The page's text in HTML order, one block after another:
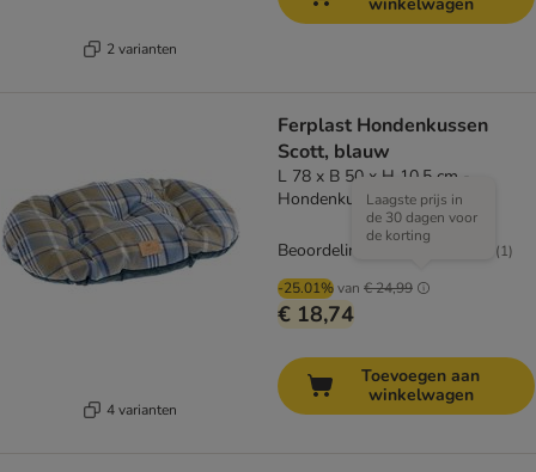
2 varianten
4 varianten
Ferplast Hondenkussen
Scott, blauw
L 78 x B 50 x H 10,5 cm -
Hondenkussen Scott
-25.01%van € 24,99
Laagste prijs in
de 30 dagen voor
de korting
€ 18,74
Beoordeling: 5/5 (1)
Toevoegen aan
winkelwagen